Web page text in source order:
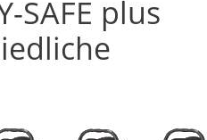
SAFE plus